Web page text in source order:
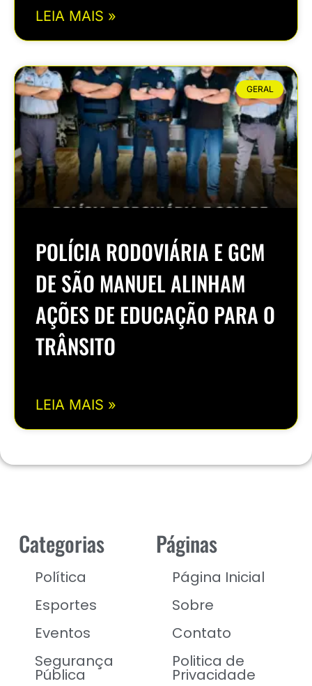
LEIA MAIS »
GERAL
POLÍCIA RODOVIÁRIA E GCM
DE SÃO MANUEL ALINHAM
AÇÕES DE EDUCAÇÃO PARA O
TRÂNSITO
LEIA MAIS »
Categorias
Política
Esportes
Eventos
Segurança
Pública
Páginas
Página Inicial
Sobre
Contato
Politica de
Privacidade